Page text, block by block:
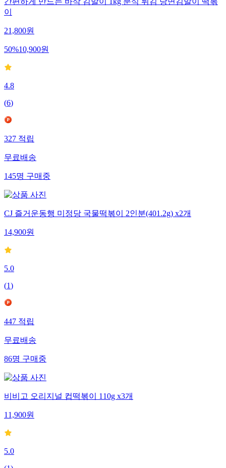
간편하게 만드는 바삭 김말이 1kg 분식 튀김 당면김말이 떡볶
이
21,800원
50%10,900원
4.8
(6)
327적립
무료배송
145명구매중
CJ 즐거운동행 미정당 국물떡볶이 2인분(401.2g) x2개
14,900원
5.0
(1)
447적립
무료배송
86명구매중
비비고 오리지널 컵떡볶이 110g x3개
11,900원
5.0